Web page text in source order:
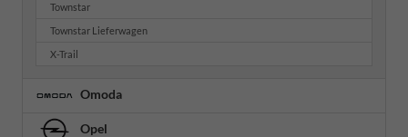
Townstar
Townstar Lieferwagen
X-Trail
Omoda
Opel